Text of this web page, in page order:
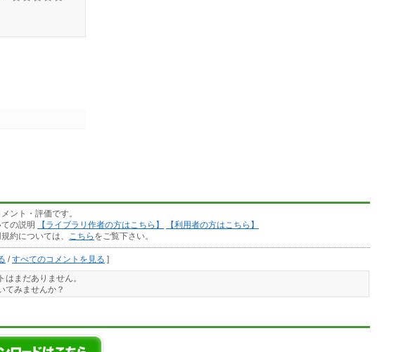
ント・評価です。
の説明
【ライブラリ作者の方はこちら】
【利用者の方はこちら】
約については、
こちら をご覧下さい。
/すべてのコメントを見る ]
はまだありません。
てみませんか？